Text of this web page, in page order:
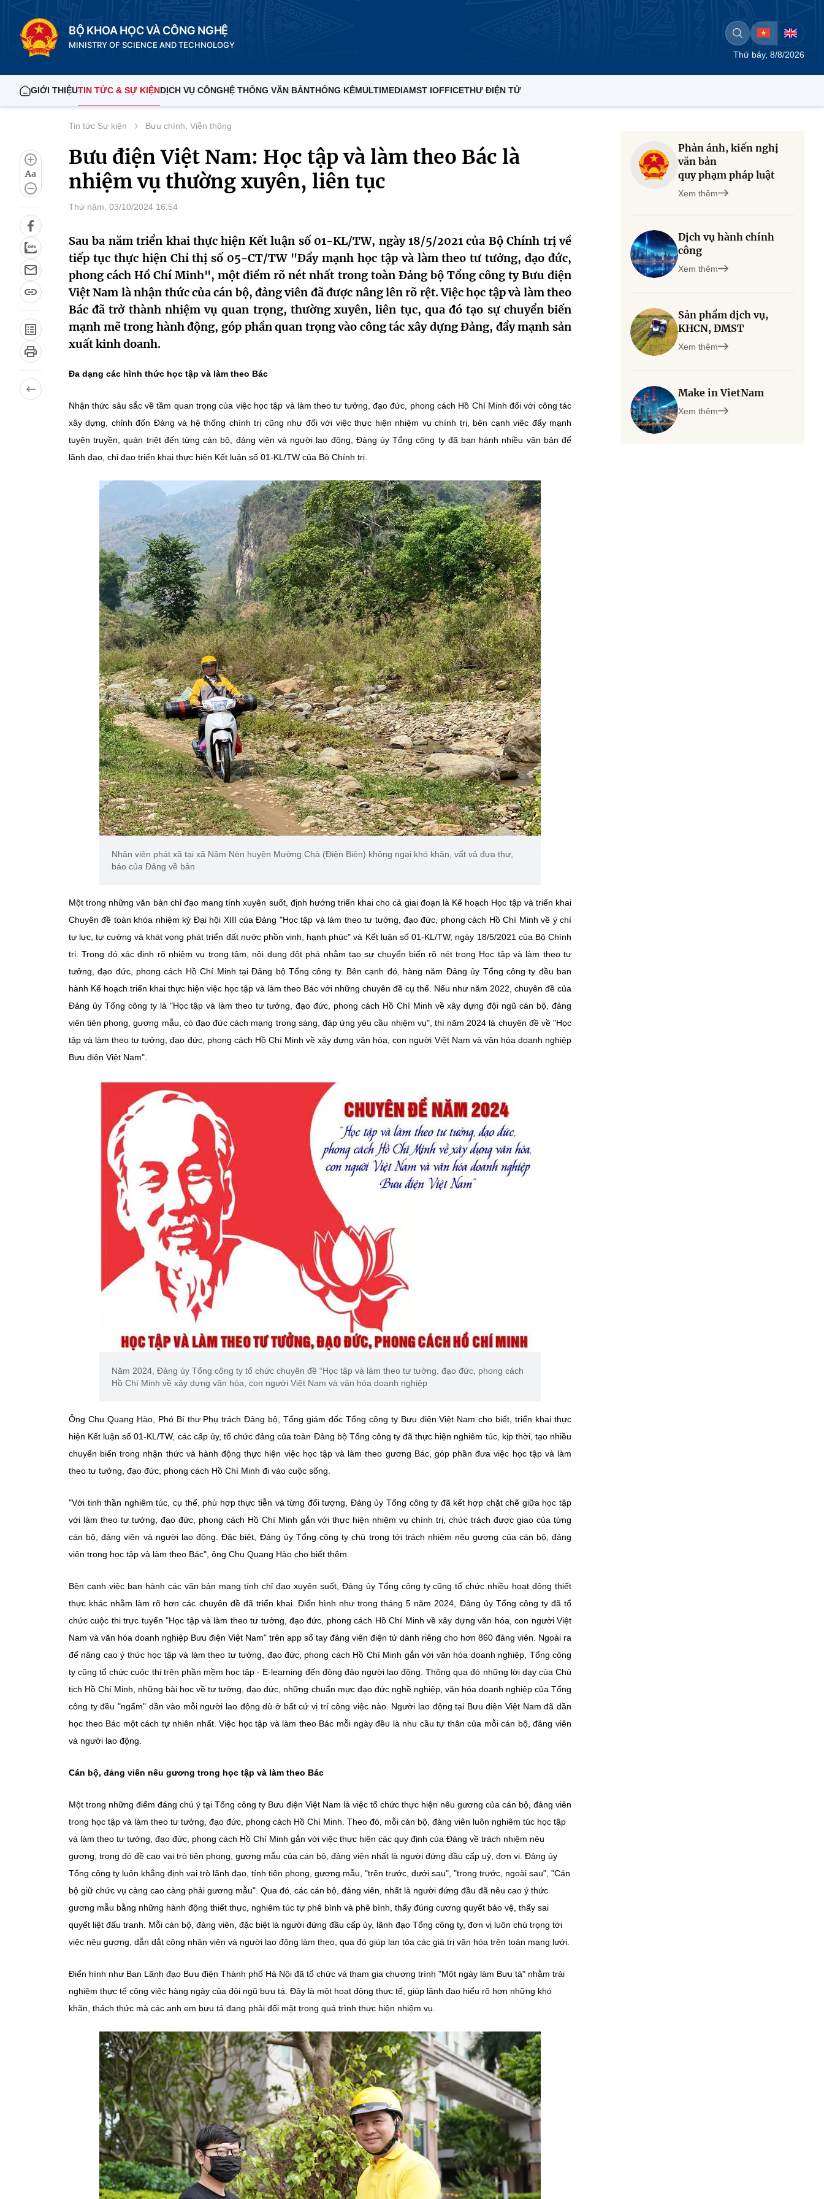
BỘ KHOA HỌC VÀ CÔNG NGHỆ
MINISTRY OF SCIENCE AND TECHNOLOGY
Thứ bảy, 8/8/2026
GIỚI THIỆUTIN TỨC & SỰ KIỆNDỊCH VỤ CÔNGHỆ THỐNG VĂN BẢNTHỐNG KÊMULTIMEDIAMST IOFFICETHƯ ĐIỆN TỬ
Aa
Tin tức Sự kiện Bưu chính, Viễn thông
Bưu điện Việt Nam: Học tập và làm theo Bác là
nhiệm vụ thường xuyên, liên tục
Thứ năm, 03/10/2024 16:54
Sau ba năm triển khai thực hiện Kết luận số 01-KL/TW, ngày 18/5/2021 của Bộ Chính trị về
tiếp tục thực hiện Chỉ thị số 05-CT/TW "Đẩy mạnh học tập và làm theo tư tưởng, đạo đức,
phong cách Hồ Chí Minh", một điểm rõ nét nhất trong toàn Đảng bộ Tổng công ty Bưu điện
Việt Nam là nhận thức của cán bộ, đảng viên đã được nâng lên rõ rệt. Việc học tập và làm theo
Bác đã trở thành nhiệm vụ quan trọng, thường xuyên, liên tục, qua đó tạo sự chuyển biến
mạnh mẽ trong hành động, góp phần quan trọng vào công tác xây dựng Đảng, đẩy mạnh sản
xuất kinh doanh.
Đa dạng các hình thức học tập và làm theo Bác
Nhận thức sâu sắc về tầm quan trọng của việc học tập và làm theo tư tưởng, đạo đức, phong cách Hồ Chí Minh đối với công tác
xây dựng, chỉnh đốn Đảng và hệ thống chính trị cũng như đối với việc thực hiện nhiệm vụ chính trị, bên cạnh viêc đẩy mạnh
tuyên truyền, quán triệt đến từng cán bộ, đảng viên và người lao động, Đảng ủy Tổng công ty đã ban hành nhiều văn bản để
lãnh đạo, chỉ đạo triển khai thực hiện Kết luận số 01-KL/TW của Bộ Chính trị.
Nhân viên phát xã tại xã Nậm Nèn huyện Mường Chà (Điện Biên) không ngại khó khăn, vất vả đưa thư,
báo của Đảng về bản
Một trong những văn bản chỉ đạo mang tính xuyên suốt, định hướng triển khai cho cả giai đoạn là Kế hoạch Học tập và triển khai
Chuyên đề toàn khóa nhiệm kỳ Đại hội XIII của Đảng "Học tập và làm theo tư tưởng, đạo đức, phong cách Hồ Chí Minh về ý chí
tự lực, tự cường và khát vọng phát triển đất nước phồn vinh, hạnh phúc" và Kết luận số 01-KL/TW, ngày 18/5/2021 của Bộ Chính
trị. Trong đó xác định rõ nhiệm vụ trọng tâm, nội dung đột phá nhằm tạo sự chuyển biến rõ nét trong Học tập và làm theo tư
tưởng, đạo đức, phong cách Hồ Chí Minh tại Đảng bộ Tổng công ty. Bên cạnh đó, hàng năm Đảng ủy Tổng công ty đều ban
hành Kế hoạch triển khai thực hiện việc học tập và làm theo Bác với những chuyên đề cụ thể. Nếu như năm 2022, chuyên đề của
Đảng ủy Tổng công ty là "Học tập và làm theo tư tưởng, đạo đức, phong cách Hồ Chí Minh về xây dựng đội ngũ cán bộ, đảng
viên tiên phong, gương mẫu, có đạo đức cách mạng trong sáng, đáp ứng yêu cầu nhiệm vụ", thì năm 2024 là chuyên đề về "Học
tập và làm theo tư tưởng, đạo đức, phong cách Hồ Chí Minh về xây dựng văn hóa, con người Việt Nam và văn hóa doanh nghiệp
Bưu điện Việt Nam".
Năm 2024, Đảng ủy Tổng công ty tổ chức chuyên đề “Học tập và làm theo tư tưởng, đạo đức, phong cách
Hồ Chí Minh về xây dựng văn hóa, con người Việt Nam và văn hóa doanh nghiệp
Ông Chu Quang Hào, Phó Bí thư Phụ trách Đảng bộ, Tổng giám đốc Tổng công ty Bưu điện Việt Nam cho biết, triển khai thực
hiện Kết luận số 01-KL/TW, các cấp ủy, tổ chức đảng của toàn Đảng bộ Tổng công ty đã thực hiện nghiêm túc, kịp thời, tạo nhiều
chuyển biến trong nhận thức và hành động thực hiện việc học tập và làm theo gương Bác, góp phần đưa việc học tập và làm
theo tư tưởng, đạo đức, phong cách Hồ Chí Minh đi vào cuộc sống.
"Với tinh thần nghiêm túc, cụ thể, phù hợp thực tiễn và từng đối tượng, Đảng ủy Tổng công ty đã kết hợp chặt chẽ giữa học tập
với làm theo tư tưởng, đạo đức, phong cách Hồ Chí Minh gắn với thực hiện nhiệm vụ chính trị, chức trách được giao của từng
cán bộ, đảng viên và người lao động. Đặc biệt, Đảng ủy Tổng công ty chú trọng tới trách nhiệm nêu gương của cán bộ, đảng
viên trong học tập và làm theo Bác", ông Chu Quang Hào cho biết thêm.
Bên cạnh việc ban hành các văn bản mang tính chỉ đạo xuyên suốt, Đảng ủy Tổng công ty cũng tổ chức nhiều hoạt động thiết
thực khác nhằm làm rõ hơn các chuyên đề đã triển khai. Điển hình như trong tháng 5 năm 2024, Đảng ủy Tổng công ty đã tổ
chức cuộc thi trực tuyến "Học tập và làm theo tư tưởng, đạo đức, phong cách Hồ Chí Minh về xây dựng văn hóa, con người Việt
Nam và văn hóa doanh nghiệp Bưu điện Việt Nam" trên app sổ tay đảng viên điện tử dành riêng cho hơn 860 đảng viên. Ngoài ra
để nâng cao ý thức học tập và làm theo tư tưởng, đạo đức, phong cách Hồ Chí Minh gắn với văn hóa doanh nghiệp, Tổng công
ty cũng tổ chức cuộc thi trên phần mềm học tập - E-learning đến đông đảo người lao động. Thông qua đó những lời dạy của Chủ
tịch Hồ Chí Minh, những bài học về tư tưởng, đạo đức, những chuẩn mực đạo đức nghề nghiệp, văn hóa doanh nghiệp của Tổng
công ty đều "ngấm" dần vào mỗi người lao động dù ở bất cứ vị trí công việc nào. Người lao động tại Bưu điện Việt Nam đã dần
học theo Bác một cách tự nhiên nhất. Việc học tập và làm theo Bác mỗi ngày đều là nhu cầu tự thân của mỗi cán bộ, đảng viên
và người lao động.
Cán bộ, đảng viên nêu gương trong học tập và làm theo Bác
Một trong những điểm đáng chú ý tại Tổng công ty Bưu điện Việt Nam là việc tổ chức thực hiện nêu gương của cán bộ, đảng viên
trong học tập và làm theo tư tưởng, đạo đức, phong cách Hồ Chí Minh. Theo đó, mỗi cán bộ, đảng viên luôn nghiêm túc học tập
và làm theo tư tưởng, đạo đức, phong cách Hồ Chí Minh gắn với việc thực hiện các quy định của Đảng về trách nhiệm nêu
gương, trong đó đề cao vai trò tiên phong, gương mẫu của cán bộ, đảng viên nhất là người đứng đầu cấp uỷ, đơn vị. Đảng ủy
Tổng công ty luôn khẳng định vai trò lãnh đạo, tính tiên phong, gương mẫu, "trên trước, dưới sau", "trong trước, ngoài sau", "Cán
bộ giữ chức vụ càng cao càng phải gương mẫu". Qua đó, các cán bộ, đảng viên, nhất là người đứng đầu đã nêu cao ý thức
gương mẫu bằng những hành động thiết thực, nghiêm túc tự phê bình và phê bình, thấy đúng cương quyết bảo vệ, thấy sai
quyết liệt đấu tranh. Mỗi cán bộ, đảng viên, đặc biệt là người đứng đầu cấp ủy, lãnh đạo Tổng công ty, đơn vị luôn chú trọng tới
việc nêu gương, dẫn dắt công nhân viên và người lao động làm theo, qua đó giúp lan tỏa các giá trị văn hóa trên toàn mạng lưới.
Điển hình như Ban Lãnh đạo Bưu điện Thành phố Hà Nội đã tổ chức và tham gia chương trình "Một ngày làm Bưu tá" nhằm trải
nghiệm thực tế công việc hàng ngày của đội ngũ bưu tá. Đây là một hoạt động thực tế, giúp lãnh đạo hiểu rõ hơn những khó
khăn, thách thức mà các anh em bưu tá đang phải đối mặt trong quá trình thực hiện nhiệm vụ.
Phản ánh, kiến nghị
văn bản
quy phạm pháp luật
Xem thêm
Dịch vụ hành chính
công
Xem thêm
Sản phẩm dịch vụ,
KHCN, ĐMST
Xem thêm
Make in VietNam
Xem thêm